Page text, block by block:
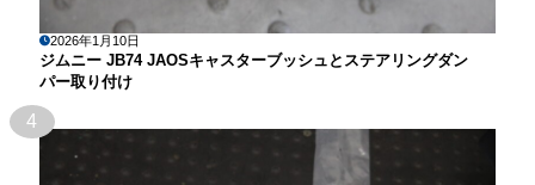
2026年1月10日
ジムニー JB74 JAOSキャスターブッシュとステアリングダン
パー取り付け
4